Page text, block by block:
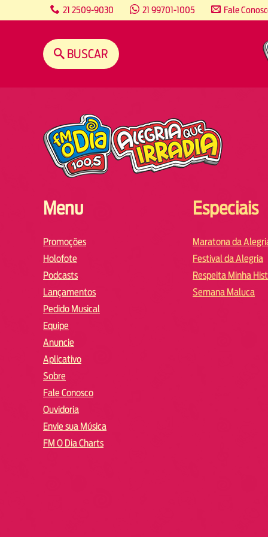
21 2509-9030 21 99701-1005 Fale
BUSCAR
Menu
Promoções
Holofote
Podcasts
Lançamentos
Pedido Musical
Equipe
Anuncie
Aplicativo
Sobre
Fale Conosco
Ouvidoria
Envie sua Música
FM O Dia Charts
Especiais
Maratona da
Festival da Alegria
Respeita Minha
Semana Maluca